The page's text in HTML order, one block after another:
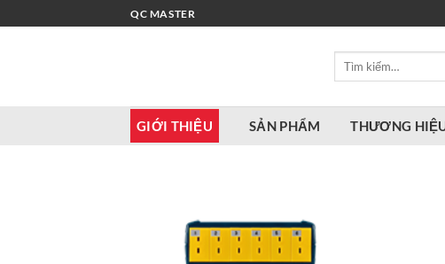
qua
QC MASTER
Tìm
GIỚI THIỆU SẢN PHẨM THƯƠNG